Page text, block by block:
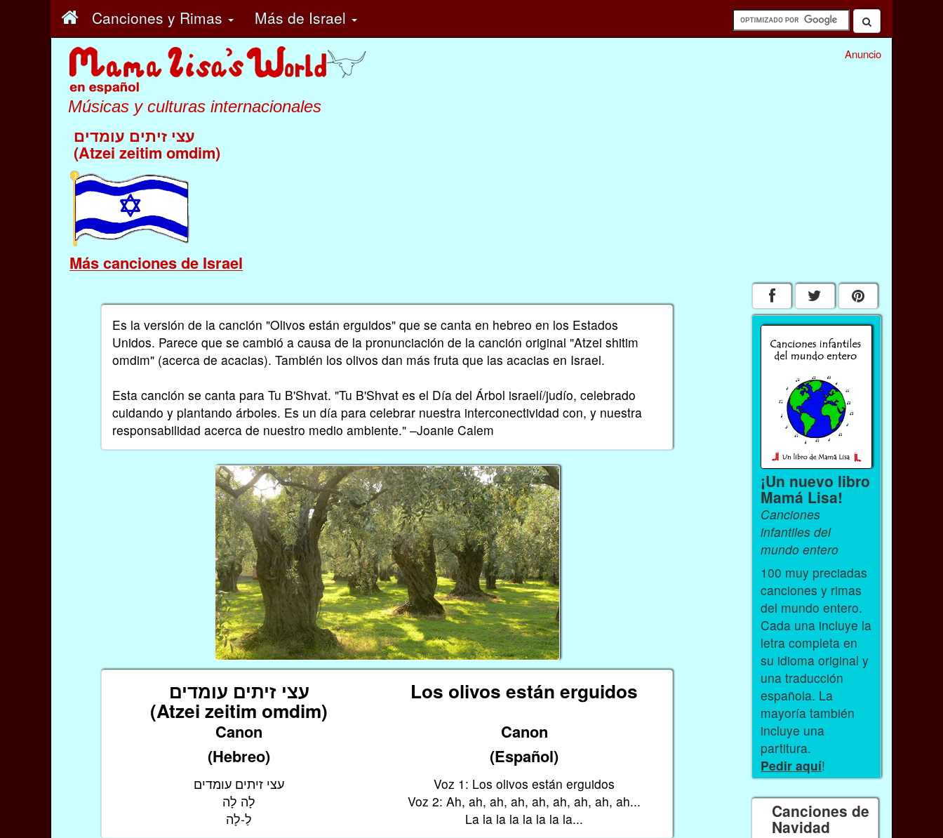
Canciones y Rimas Más de Israel
Músicas y culturas internacionales
עצי זיתים עומדים
(Atzei zeitim omdim)
Más canciones de Israel
Anuncio
Es la versión de la canción "Olivos están erguidos" que se canta en hebreo en los Estados
Unidos. Parece que se cambió a causa de la pronunciación de la canción original "Atzei shitim
omdim" (acerca de acacias). También los olivos dan más fruta que las acacias en Israel.
Esta canción se canta para Tu B'Shvat. "Tu B'Shvat es el Día del Árbol israelí/judío, celebrado
cuidando y plantando árboles. Es un día para celebrar nuestra interconectividad con, y nuestra
responsabilidad acerca de nuestro medio ambiente." –Joanie Calem
עצי זיתים עומדים
(Atzei zeitim omdim)
Los olivos están erguidos
Canon
Canon
(Hebreo)
(Español)
עצי זיתים עומדים
לָה לָה
לַ-לָה
Voz 1: Los olivos están erguidos
Voz 2: Ah, ah, ah, ah, ah, ah, ah, ah, ah...
La la la la la la la la...
¡Un nuevo libro
Mamá Lisa!
Canciones
infantiles del
mundo entero
100 muy preciadas
canciones y rimas
del mundo entero.
Cada una incluye la
letra completa en
su idioma original y
una traducción
española. La
mayoría también
incluye una
partitura.
Pedir aquí!
Canciones de
Navidad